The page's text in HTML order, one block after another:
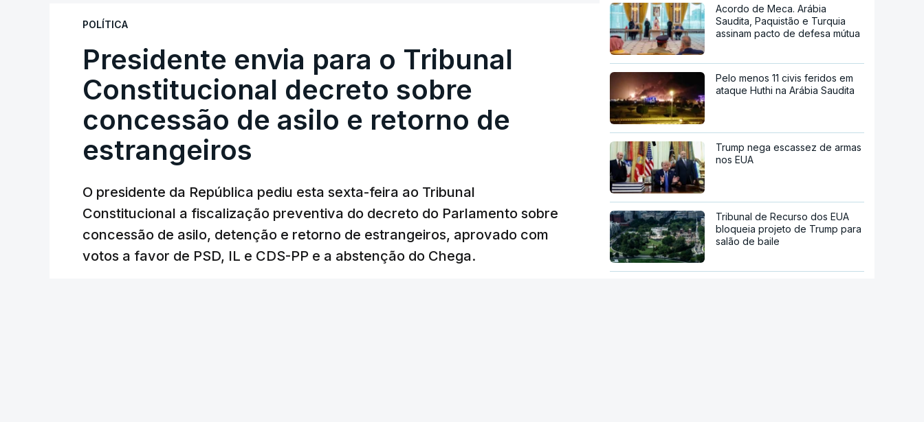
POLÍTICA
Presidente envia para o Tribunal
Constitucional decreto sobre
concessão de asilo e retorno de
estrangeiros
O presidente da República pediu esta sexta-feira ao Tribunal
Constitucional a fiscalização preventiva do decreto do Parlamento sobre
concessão de asilo, detenção e retorno de estrangeiros, aprovado com
votos a favor de PSD, IL e CDS-PP e a abstenção do Chega.
Acordo de Meca. Arábia
Saudita, Paquistão e Turquia
assinam pacto de defesa mútua
Pelo menos 11 civis feridos em
ataque Huthi na Arábia Saudita
Trump nega escassez de armas
nos EUA
Tribunal de Recurso dos EUA
bloqueia projeto de Trump para
salão de baile